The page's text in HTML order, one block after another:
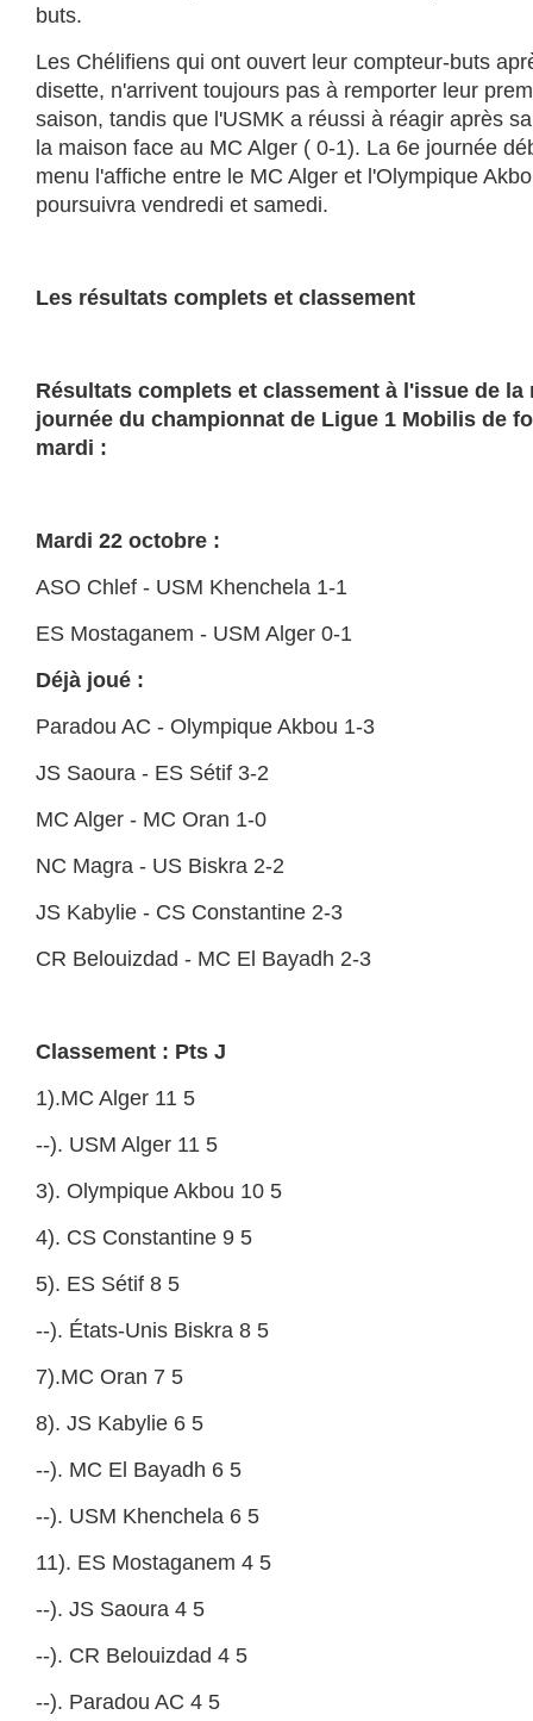
buts.
Les Chélifiens qui ont ouvert leur compteur-buts
disette, n'arrivent toujours pas à remporter leur
saison, tandis que l'USMK a réussi à réagir après
la maison face au MC Alger ( 0-1). La 6e journée
menu l'affiche entre le MC Alger et l'Olympique
poursuivra vendredi et samedi.
Les résultats complets et classement
Résultats complets et classement à l'issue de la
journée du championnat de Ligue 1 Mobilis de
mardi :
Mardi 22 octobre :
ASO Chlef - USM Khenchela 1-1
ES Mostaganem - USM Alger 0-1
Déjà joué :
Paradou AC - Olympique Akbou 1-3
JS Saoura - ES Sétif 3-2
MC Alger - MC Oran 1-0
NC Magra - US Biskra 2-2
JS Kabylie - CS Constantine 2-3
CR Belouizdad - MC El Bayadh 2-3
Classement : Pts J
1).MC Alger 11 5
--). USM Alger 11 5
3). Olympique Akbou 10 5
4). CS Constantine 9 5
5). ES Sétif 8 5
--). États-Unis Biskra 8 5
7).MC Oran 7 5
8). JS Kabylie 6 5
--). MC El Bayadh 6 5
--). USM Khenchela 6 5
11). ES Mostaganem 4 5
--). JS Saoura 4 5
--). CR Belouizdad 4 5
--). Paradou AC 4 5